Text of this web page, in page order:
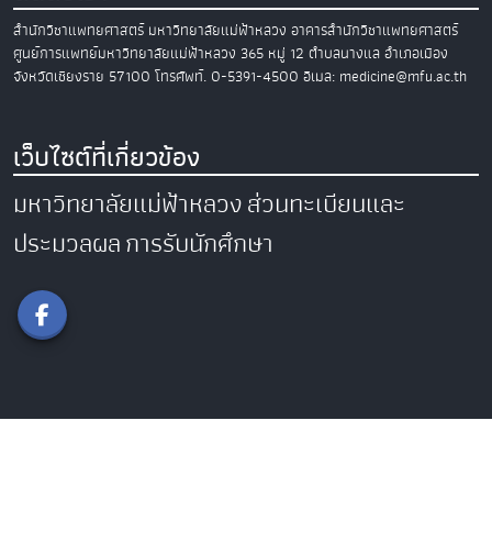
สำนักวิชาแพทยศาสตร์ มหาวิทยาลัยแม่ฟ้าหลวง อาคารสำนักวิชาแพทยศาสตร์
ศูนย์การแพทย์มหาวิทยาลัยแม่ฟ้าหลวง 365 หมู่ 12 ตำบลนางแล อำเภอเมือง
จังหวัดเชียงราย 57100 โทรศัพท์. 0-5391-4500 อีเมล: medicine@mfu.ac.th
เว็บไซต์ที่เกี่ยวข้อง
มหาวิทยาลัยแม่ฟ้าหลวงส่วนทะเบียนและ
ประมวลผลการรับนักศึกษา